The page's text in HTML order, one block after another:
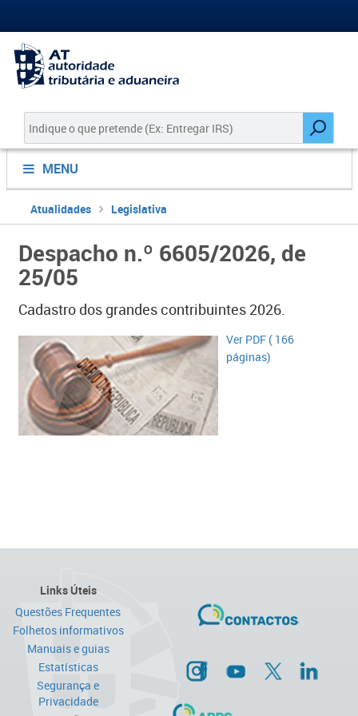
MENU
Atualidades Legislativa
Despacho n.º 6605/2026, de
25/05
Cadastro dos grandes contribuintes 2026.
Ver​ PDF ( 166
páginas)​
Links Úteis
Questões Frequentes
Folhetos informativos
Manuais e guias
Estatísticas
Segurança e
Privacidade